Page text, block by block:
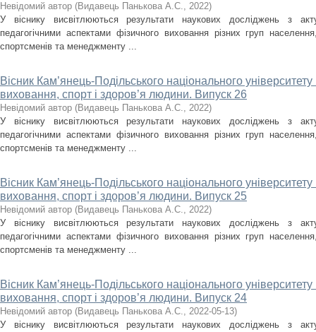
Невідомий автор (Видавець Панькова А.С., 2022)
У віснику висвітлюються результати наукових досліджень з
педагогічними аспектами фізичного виховання різних груп населення,
спортсменів та менеджменту ...
Вісник Кам’янець-Подільського національного університету
виховання, спорт і здоров’я людини. Випуск 26
Невідомий автор (Видавець Панькова А.С., 2022)
У віснику висвітлюються результати наукових досліджень з
педагогічними аспектами фізичного виховання різних груп населення,
спортсменів та менеджменту ...
Вісник Кам’янець-Подільського національного університету
виховання, спорт і здоров’я людини. Випуск 25
Невідомий автор (Видавець Панькова А.С., 2022)
У віснику висвітлюються результати наукових досліджень з
педагогічними аспектами фізичного виховання різних груп населення,
спортсменів та менеджменту ...
Вісник Кам’янець-Подільського національного університету
виховання, спорт і здоров’я людини. Випуск 24
Невідомий автор (Видавець Панькова А.С., 2022-05-13)
У віснику висвітлюються результати наукових досліджень з